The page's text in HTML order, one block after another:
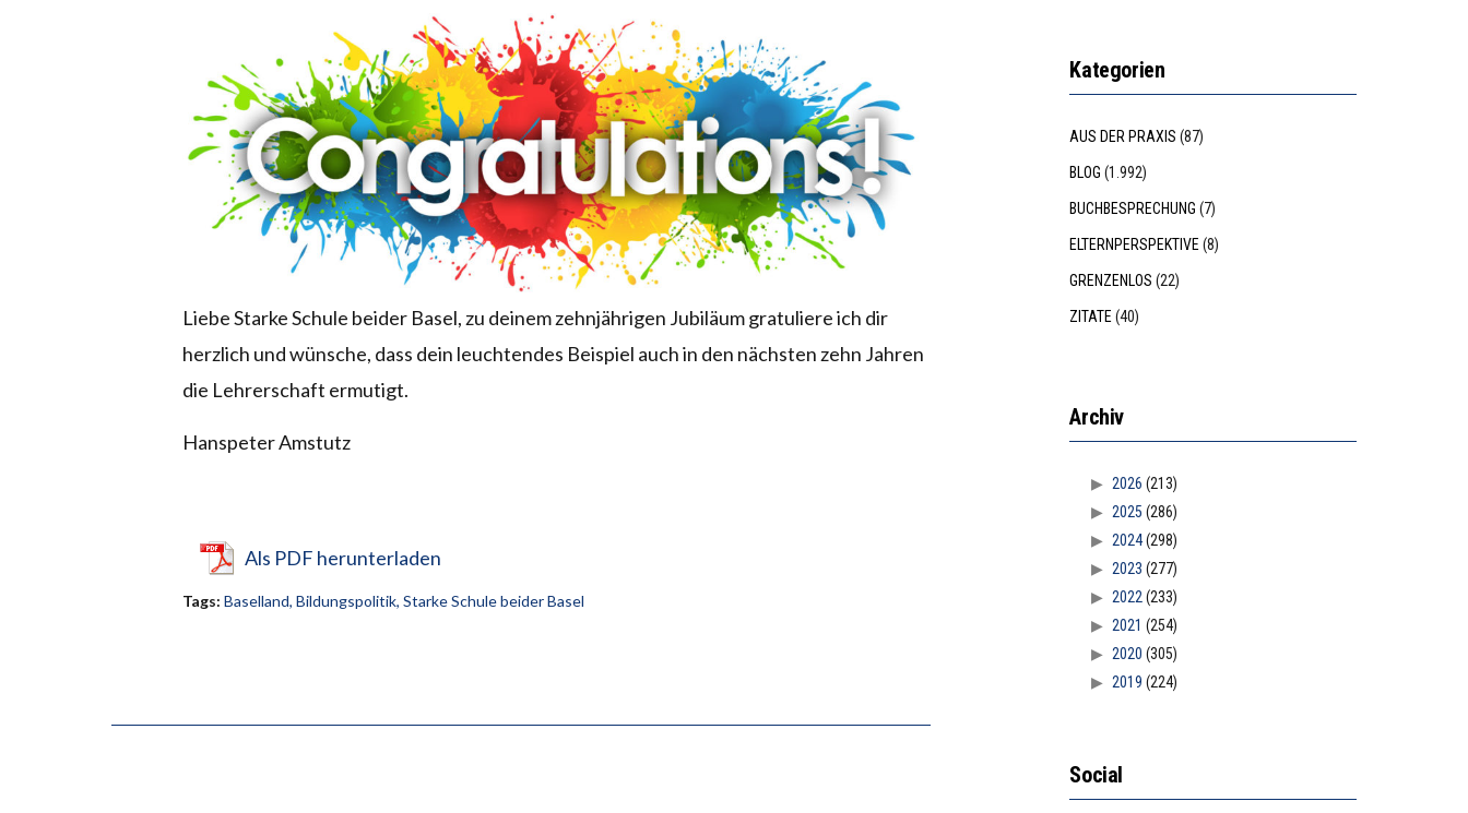
Liebe Starke Schule beider Basel, zu deinem zehnjährigen Jubiläum gratuliere ich dir
herzlich und wünsche, dass dein leuchtendes Beispiel auch in den nächsten zehn Jahren
die Lehrerschaft ermutigt.
Hanspeter Amstutz
Als PDF herunterladen
Tags: Baselland, Bildungspolitik, Starke Schule beider Basel
Kategorien
AUS DER PRAXIS (87)
BLOG (1.992)
BUCHBESPRECHUNG (7)
ELTERNPERSPEKTIVE(8)
GRENZENLOS (22)
ZITATE(40)
Archiv
2026 (213)
2025 (286)
2024(298)
2023 (277)
2022(233)
2021 (254)
2020 (305)
2019 (224)
Social